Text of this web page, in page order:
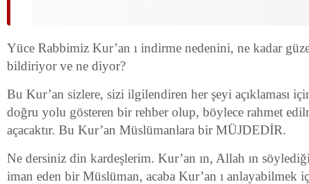
Yüce Rabbimiz Kur’an ı indirme nedenini, ne kadar
bildiriyor ve ne diyor?
Bu Kur’an sizlere, sizi ilgilendiren her şeyi açıklaması
doğru yolu gösteren bir rehber olup, böylece rahmet
açacaktır. Bu Kur’an Müslümanlara bir MÜJDEDİR.
Ne dersiniz din kardeşlerim. Kur’an ın, Allah ın söylediği
iman eden bir Müslüman, acaba Kur’an ı anlayabilmek